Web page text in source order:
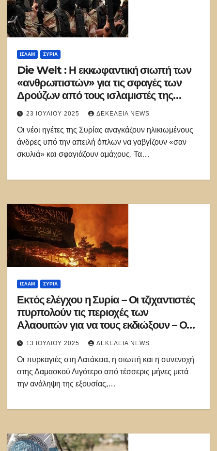
ΙΣΛΑΜ ΣΥΡΊΑ
Die Welt : Η εκκωφαντική σιωπή των
«ανθρωπιστών» για τις σφαγές των
Δρούζων από τους ισλαμιστές της
Συρίας
23 ΙΟΥΛΊΟΥ 2025 ΔΕΚΈΛΕΙΑ NEWS
Οι νέοι ηγέτες της Συρίας αναγκάζουν ηλικιωμένους
άνδρες υπό την απειλή όπλων να γαβγίζουν «σαν
σκυλιά» και σφαγιάζουν αμάχους. Τα…
ΙΣΛΑΜ ΣΥΡΊΑ
Εκτός ελέγχου η Συρία – Οι τζιχαντιστές
πυρπολούν τις περιοχές των
Αλαουιτών για να τους εκδιώξουν – Ο
ρόλος Ισραήλ και Τουρκίας
13 ΙΟΥΛΊΟΥ 2025 ΔΕΚΈΛΕΙΑ NEWS
Οι πυρκαγιές στη Λατάκεια, η σιωπή και η συνενοχή
στης Δαμασκού Λιγότερο από τέσσερις μήνες μετά
την ανάληψη της εξουσίας,…